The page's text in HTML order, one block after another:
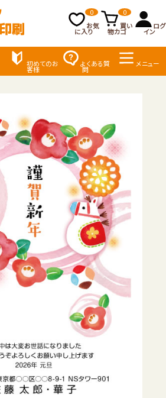
お気
に入り
0
買い
物カゴ
0
ログ
イン
初めてのお
客様
よくある質
問
メニュー